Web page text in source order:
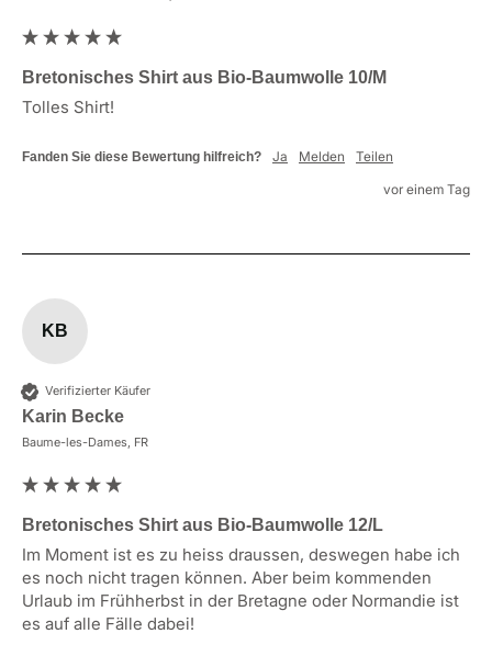
Bretonisches Shirt aus Bio-Baumwolle 10/M
Tolles Shirt!
Fanden Sie diese Bewertung hilfreich? Ja Melden
Teilen
vor einem Tag
KB
Verifizierter Käufer
Karin Becke
Baume-les-Dames, FR
Bretonisches Shirt aus Bio-Baumwolle 12/L
Im Moment ist es zu heiss draussen, deswegen habe ich
es noch nicht tragen können. Aber beim kommenden
Urlaub im Frühherbst in der Bretagne oder Normandie ist
es auf alle Fälle dabei!